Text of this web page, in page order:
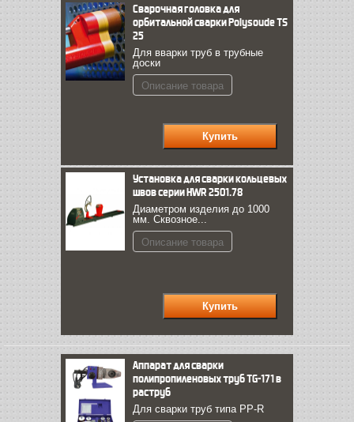
Сварочная головка для
орбитальной сварки Polysoude TS
25
Для вварки труб в трубные
доски
Описание товара
Установка для сварки кольцевых
швов серии HWR 2501.78
Диаметром изделия до 1000
мм. Сквозное...
Описание товара
Аппарат для сварки
полипропиленовых труб TG-171 в
раструб
Для сварки труб типа PP-R